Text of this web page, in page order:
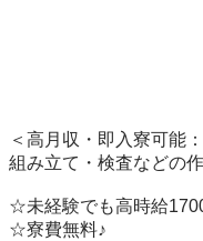
＜高月収・即入寮可能
組み立て・検査などの
☆未経験でも高時給
☆寮費無料♪